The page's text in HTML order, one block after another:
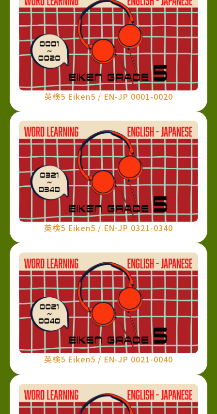
英検5 Eiken5 / EN-JP 0001-0020
英検5 Eiken5 / EN-JP 0321-0340
英検5 Eiken5 / EN-JP 0021-0040